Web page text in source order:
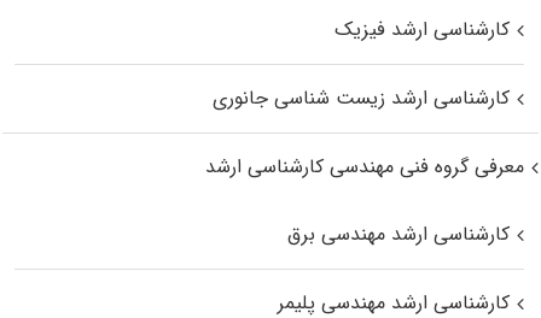
کارشناسی ارشد فیزیک
کارشناسی ارشد زیست‌ شناسی جانوری
معرفی گروه فنی مهندسی کارشناسی ارشد
کارشناسی ارشد مهندسی برق
کارشناسی ارشد مهندسی پلیمر